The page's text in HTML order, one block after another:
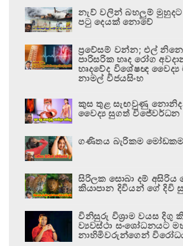
නැව් වලින් බහලුම්
පටු දෙයක් නොවේ
ප්‍රවේසම් වන්න; එල්
පාරිසරික හෘද රෝග
හෘදවේද විශේෂඥ වෛද්‍ය
නාමල් විජයසිංහ
කුස තුළ සැඟවුණු
වෛද්‍ය සුගත් විජේවර්ධන
ගණිතය බැරිකම
සිරිලක සොබා දම් අසිරිය
කියාපාන දිවියන් ගේ දිවි
විනිසුරු විශ්‍රාම වයස දිගු
ව්‍යවස්ථා සංශෝධනයට
නාහිමිවරුන්ගෙන්